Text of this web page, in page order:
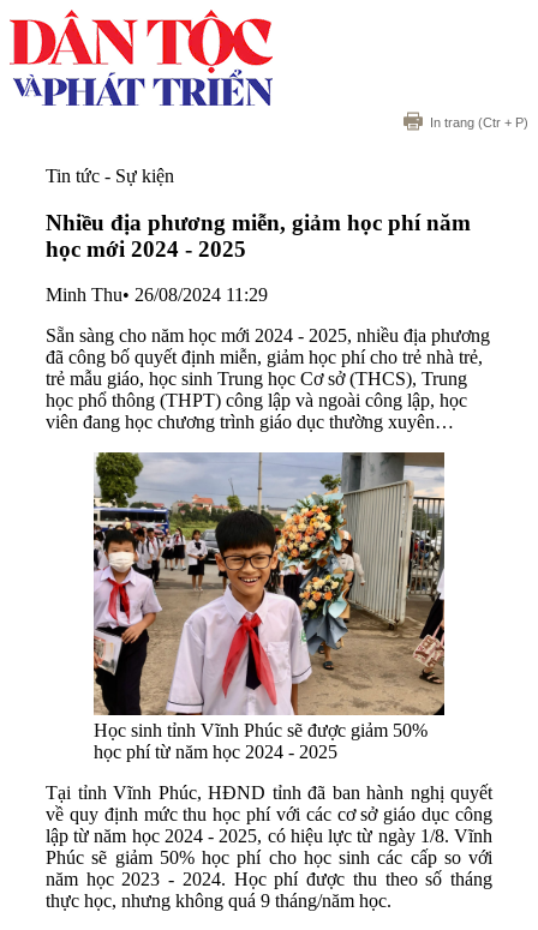
In trang (Ctr + P)
Tin tức - Sự kiện
Nhiều địa phương miễn, giảm học phí năm
học mới 2024 - 2025
Minh Thu• 26/08/2024 11:29
Sẵn sàng cho năm học mới 2024 - 2025, nhiều địa phương
đã công bố quyết định miễn, giảm học phí cho trẻ nhà trẻ,
trẻ mẫu giáo, học sinh Trung học Cơ sở (THCS), Trung
học phổ thông (THPT) công lập và ngoài công lập, học
viên đang học chương trình giáo dục thường xuyên…
Học sinh tỉnh Vĩnh Phúc sẽ được giảm 50%
học phí từ năm học 2024 - 2025
Tại tỉnh Vĩnh Phúc, HĐND tỉnh đã ban hành nghị quyết
về quy định mức thu học phí với các cơ sở giáo dục công
lập từ năm học 2024 - 2025, có hiệu lực từ ngày 1/8. Vĩnh
Phúc sẽ giảm 50% học phí cho học sinh các cấp so với
năm học 2023 - 2024. Học phí được thu theo số tháng
thực học, nhưng không quá 9 tháng/năm học.